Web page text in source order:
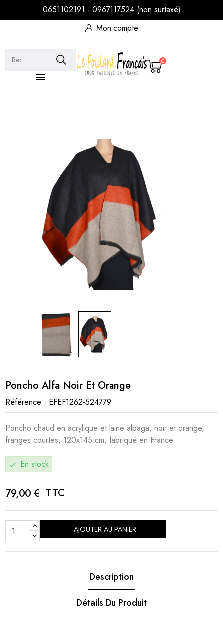
0651102191 - 0967117524 (non surtaxé)
Mon compte

0
Poncho Alfa Noir Et Orange
Référence : EFEF1262-524779
Poncho chaud en acrylique et laine alpaga, noir et orange,
franges courtes, 120x145 cm, fabriqué en France.
check En stock
79,00 € TTC
AJOUTER AU PANIER
Description
Détails Du Produit